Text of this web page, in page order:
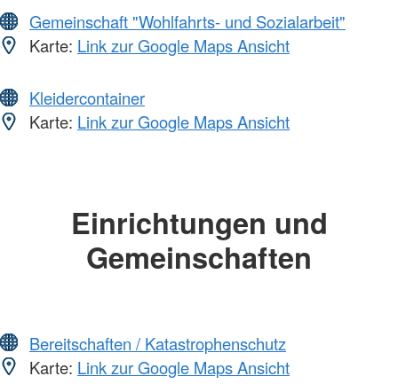
Gemeinschaft "Wohlfahrts- und Sozialarbeit"
Karte: Link zur Google Maps Ansicht
Kleidercontainer
Karte: Link zur Google Maps Ansicht
Einrichtungen und
Gemeinschaften
Bereitschaften / Katastrophenschutz
Karte: Link zur Google Maps Ansicht